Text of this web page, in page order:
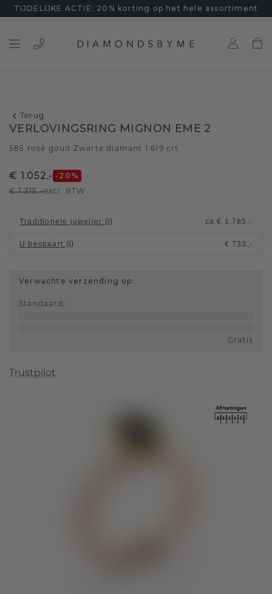
TIJDELIJKE ACTIE: 20% korting op het hele assortiment
Terug
VERLOVINGSRING MIGNON EME 2
585 rosé goud Zwarte diamant 1.619 crt
€ 1.052,- -20 %
€ 1.315,-excl. BTW
Traditionele juwelier: ca.€ 1.785,-
U bespaart: € 733,-
Verwachte verzending op:
Standaard :
Gratis
Trustpilot